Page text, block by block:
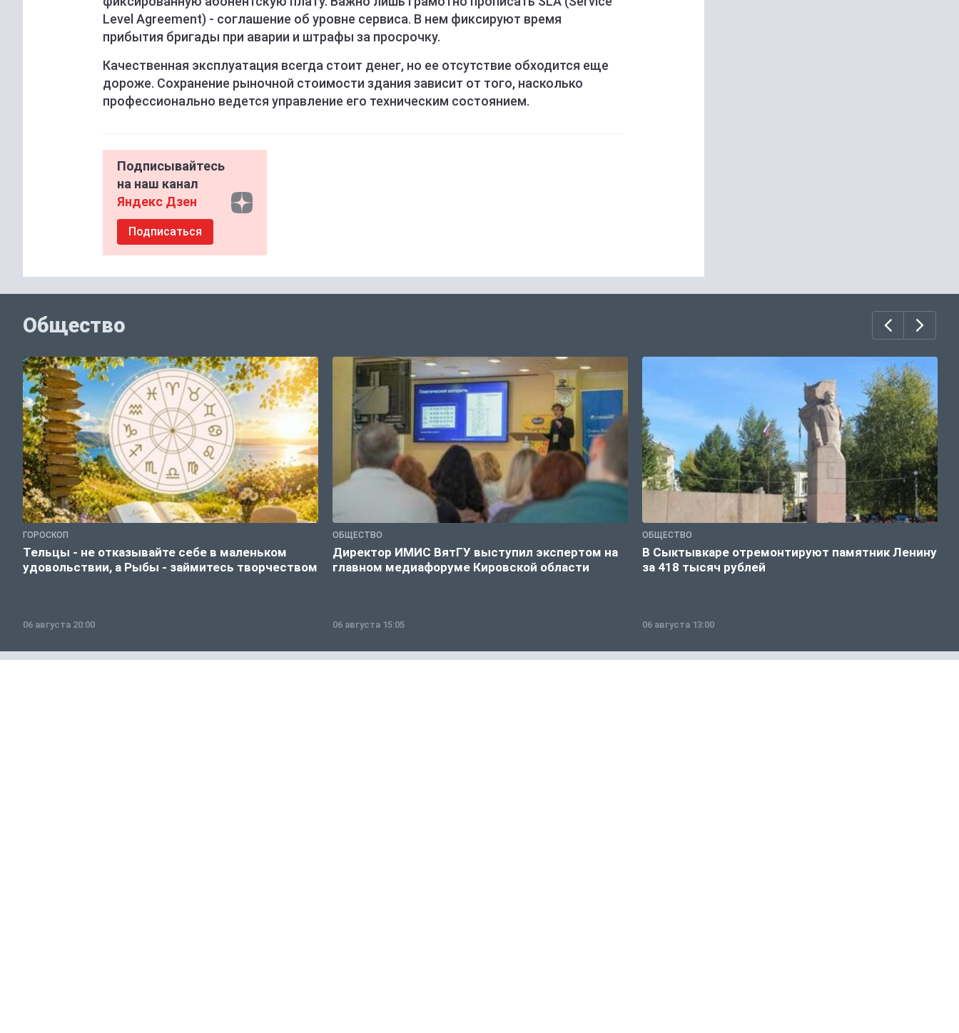
Level Agreement) - соглашение об уровне сервиса. В нем фиксируют время
прибытия бригады при аварии и штрафы за просрочку.
Качественная эксплуатация всегда стоит денег, но ее отсутствие обходится еще
дороже. Сохранение рыночной стоимости здания зависит от того, насколько
профессионально ведется управление его техническим состоянием.
Подписывайтесь
на наш канал
Яндекс Дзен
Подписаться
Общество
ГОРОСКОП
Тельцы - не отказывайте себе в маленьком
удовольствии, а Рыбы - займитесь творчеством
06 августа 20:00
ОБЩЕСТВО
Директор ИМИС ВятГУ выступил экспертом на
главном медиафоруме Кировской области
06 августа 15:05
ОБЩЕСТВО
В Сыктывкаре отремонтируют памятник Ленину
за 418 тысяч рублей
06 августа 13:00